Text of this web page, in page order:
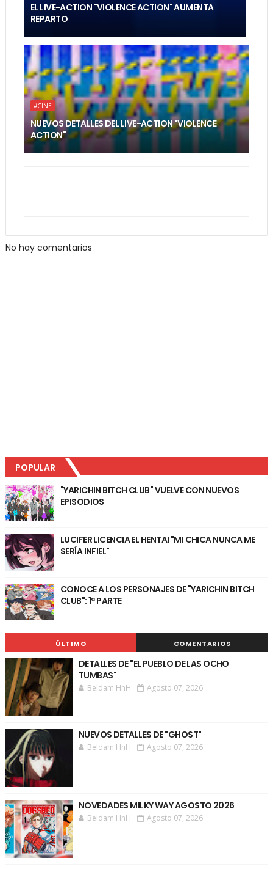
EL LIVE-ACTION "VIOLENCE ACTION" AUMENTA
REPARTO
#CINE
NUEVOS DETALLES DEL LIVE-ACTION "VIOLENCE
ACTION"
No hay comentarios
POPULAR
"YARICHIN BITCH CLUB" VUELVE CON NUEVOS
EPISODIOS
LUCIFER LICENCIA EL HENTAI "MI CHICA NUNCA ME
SERÍA INFIEL"
CONOCE A LOS PERSONAJES DE "YARICHIN BITCH
CLUB": 1ª PARTE
ÚLTIMO COMENTARIOS
DETALLES DE "EL PUEBLO DE LAS OCHO
TUMBAS"
Beldam HnH Agosto 07, 2026
NUEVOS DETALLES DE "GHOST"
Beldam HnH Agosto 07, 2026
NOVEDADES MILKY WAY AGOSTO 2026
Beldam HnH Agosto 07, 2026